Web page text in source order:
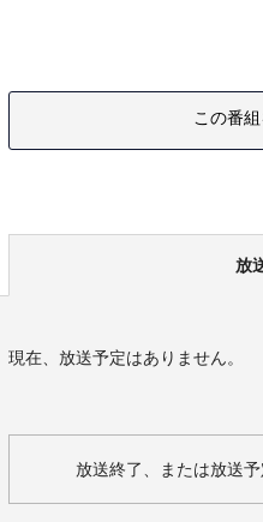
この番
放
現在、放送予定はありません。
放送終了、または放送